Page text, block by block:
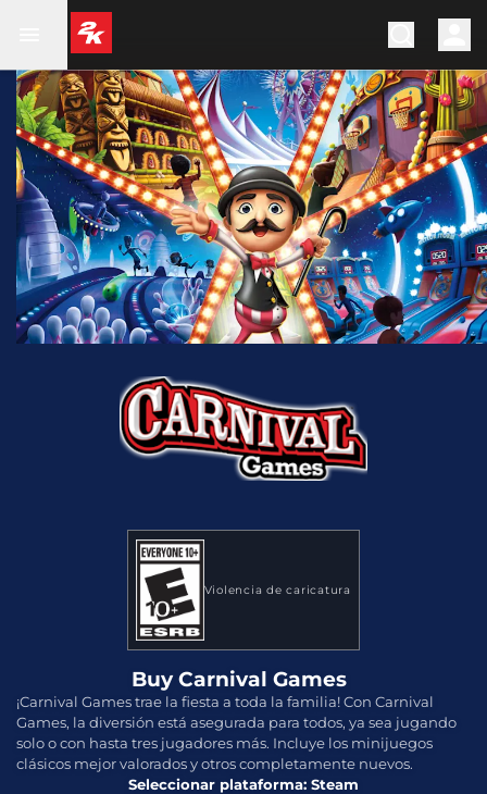
Violencia de caricatura
Buy Carnival Games
¡Carnival Games trae la fiesta a toda la familia! Con Carnival
Games, la diversión está asegurada para todos, ya sea jugando
solo o con hasta tres jugadores más. Incluye los minijuegos
clásicos mejor valorados y otros completamente nuevos.
Seleccionar plataforma: Steam